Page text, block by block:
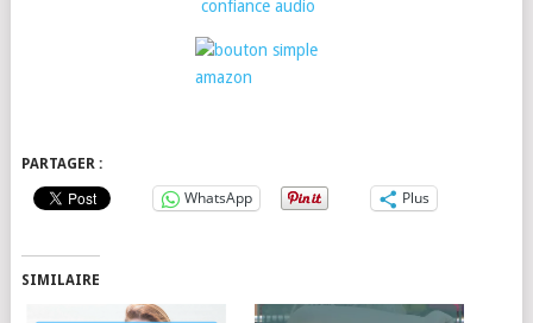
PARTAGER :
WhatsApp Plus
SIMILAIRE